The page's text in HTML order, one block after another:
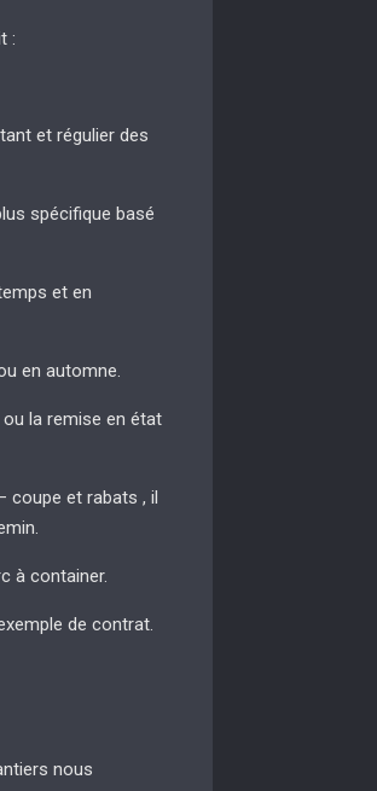
:
et régulier des
spécifique basé
et en
en automne.
ou la remise en état
coupe et rabats , il
à container.
de contrat.
nous